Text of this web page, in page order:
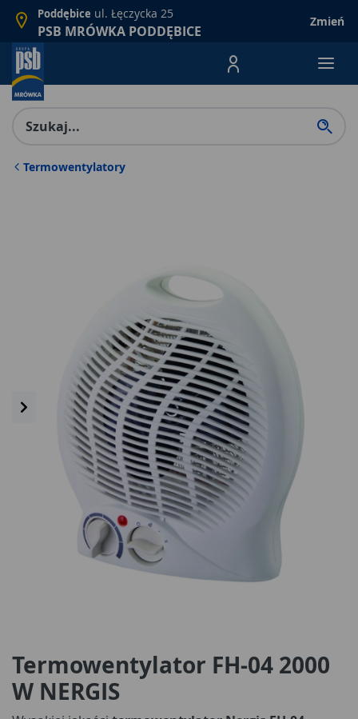
Poddębice ul. Łęczycka 25
PSB MRÓWKA PODDĘBICE
Zmień
Menu Produktów,
Termowentylatory
Termowentylator FH-04 2000
W NERGIS